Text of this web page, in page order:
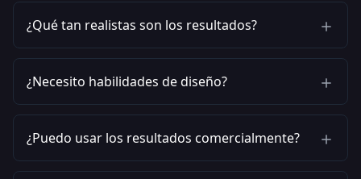
¿Qué tan realistas son los resultados?
¿Necesito habilidades de diseño?
¿Puedo usar los resultados comercialmente?